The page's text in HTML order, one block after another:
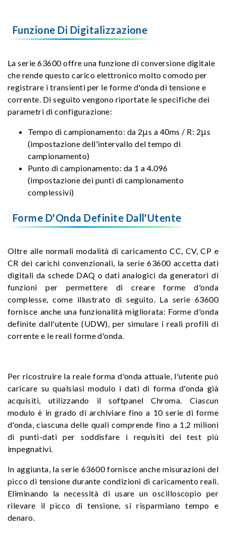
Funzione Di Digitalizzazione
La serie 63600 offre una funzione di conversione digitale
che rende questo carico elettronico molto comodo per
registrare i transienti per le forme d'onda di tensione e
corrente. Di seguito vengono riportate le specifiche dei
parametri di configurazione:
Tempo di campionamento: da 2μs a 40ms / R: 2μs
(impostazione dell'intervallo del tempo di
campionamento)
Punto di campionamento: da 1 a 4.096
(impostazione dei punti di campionamento
complessivi)
Forme D'Onda Definite Dall'Utente
Oltre alle normali modalità di caricamento CC, CV, CP e
CR dei carichi convenzionali, la serie 63600 accetta dati
digitali da schede DAQ o dati analogici da generatori di
funzioni per permettere di creare forme d'onda
complesse, come illustrato di seguito. La serie 63600
fornisce anche una funzionalità migliorata: Forme d'onda
definite dall'utente (UDW), per simulare i reali profili di
corrente e le reali forme d'onda.
Per ricostruire la reale forma d'onda attuale, l'utente può
caricare su qualsiasi modulo i dati di forma d'onda già
acquisiti, utilizzando il softpanel Chroma. Ciascun
modulo è in grado di archiviare fino a 10 serie di forme
d'onda, ciascuna delle quali comprende fino a 1,2 milioni
di punti-dati per soddisfare i requisiti dei test più
impegnativi.
In aggiunta, la serie 63600 fornisce anche misurazioni del
picco di tensione durante condizioni di caricamento reali.
Eliminando la necessità di usare un oscilloscopio per
rilevare il picco di tensione, si risparmiano tempo e
denaro.